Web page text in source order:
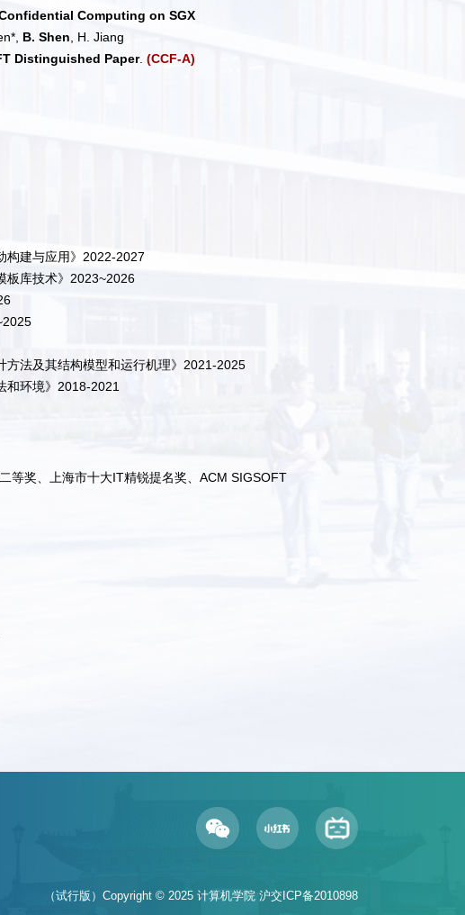
Computing on SGX
B. Shen , H. Jiang
Distinguished Paper.(CCF-A)
构建与应用》2022-2027
板库技术》2023~2026
方法及其结构模型和运行机理》2021-2025
和环境》2018-2021
等奖、上海市十大IT精锐提名奖、ACM SIGSOFT
（试行版）Copyright © 2025 计算机学院沪交ICP备2010898